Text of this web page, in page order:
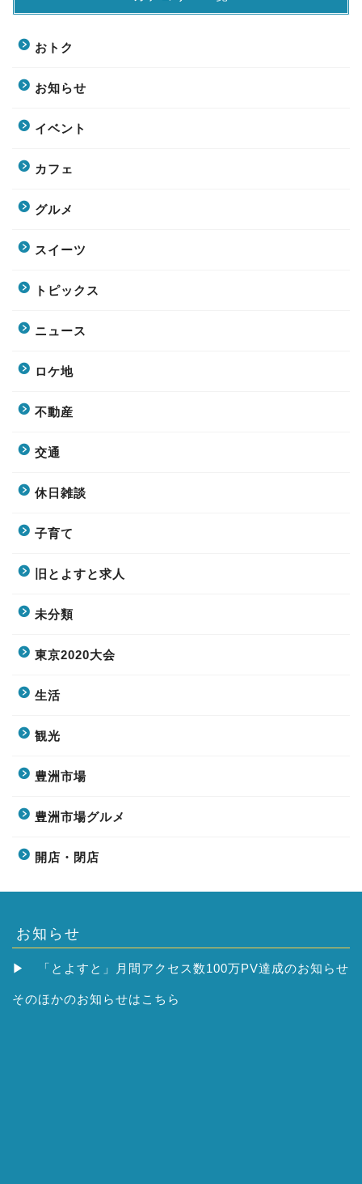
おトク
お知らせ
イベント
カフェ
グルメ
スイーツ
トピックス
ニュース
ロケ地
不動産
交通
休日雑談
子育て
旧とよすと求人
未分類
東京2020大会
生活
観光
豊洲市場
豊洲市場グルメ
開店・閉店
お知らせ
▶ 「とよすと」月間アクセス数100万PV達成のお知らせ
そのほかのお知らせはこちら